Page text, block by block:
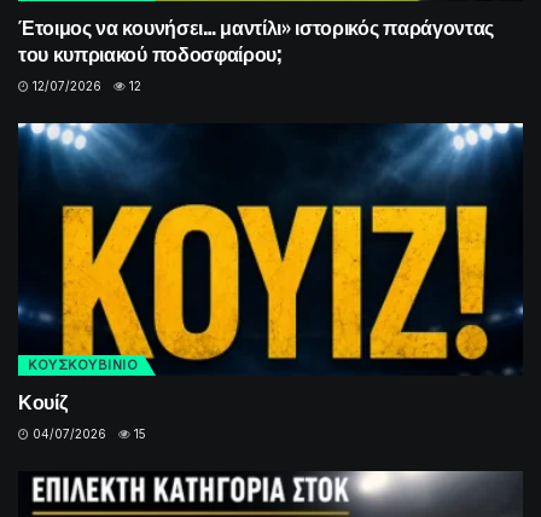
Έτοιμος να κουνήσει… μαντίλι» ιστορικός παράγοντας
του κυπριακού ποδοσφαίρου;
12/07/2026 12
ΚΟΥΣΚΟΥΒΙΝΙΟ
Κουίζ
04/07/2026 15